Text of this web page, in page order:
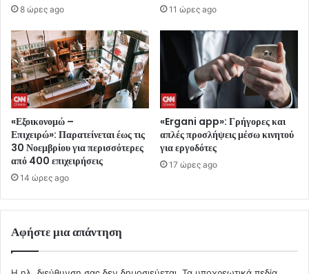
8 ώρες ago 11 ώρες ago
«Εξοικονομώ –
Επιχειρώ»: Παρατείνεται έως τις
30 Νοεμβρίου για περισσότερες
από 400 επιχειρήσεις
14 ώρες ago
«Ergani app»: Γρήγορες και
απλές προσλήψεις μέσω κινητού
για εργοδότες
17 ώρες ago
Αφήστε μια απάντηση